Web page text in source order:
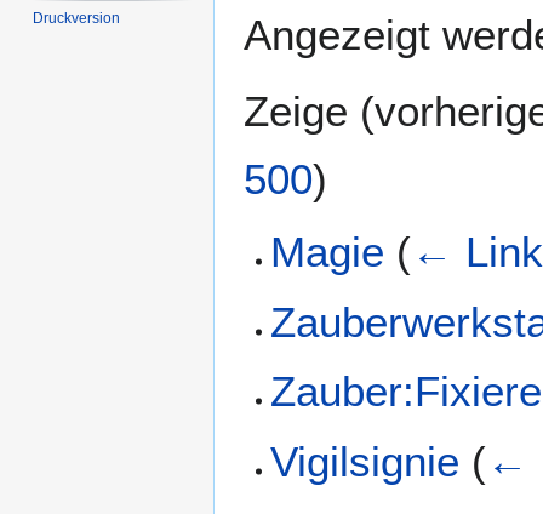
Angezeigt
Zeige (
500)
Magie (←
Vigilsignie (←
Druckversion